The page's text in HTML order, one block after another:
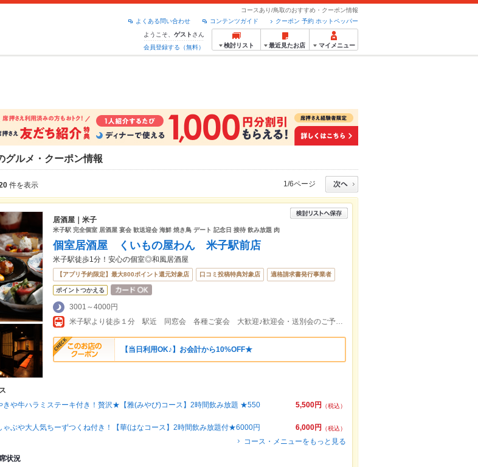
コースあり/鳥取のおすすめ・クーポン情報
クーポン 予約 ホットペッパー
コンテンツガイド
よくある問い合わせ
ようこそ、 ゲスト さん
会員登録する（無料）
検討リスト 最近見たお店 マイメニュー
グルメ・クーポン情報
件を表示 1/6ページ
居酒屋｜米子
米子駅 完全個室 居酒屋 宴会 歓送迎会 海鮮 焼き鳥 デート 記念日 接待 飲み放題 肉
個室居酒屋 くいもの屋わん 米子駅前店
米子駅徒歩1分！安心の個室◎和風居酒屋
【アプリ予約限定】最大800ポイント還元対象店 口コミ投稿特典対象店 適格請求書発行事業者
ポイントつかえる
3001～4000円
米子駅より徒歩１分 駅近 同窓会 各種ご宴会 大歓迎♪歓迎会・送別会のご予約承ります！
【当日利用OK♪】お会計から10%OFF★
5,500円
（税込）
きや牛ハラミステーキ付き！贅沢★【雅(みやび)コース】2時間飲み放題 ★550
6,000円
（税込）
ゃぶや大人気ちーずつくね付き！【華(はなコース】2時間飲み放題付★6000円
コース・メニューをもっと見る
状況